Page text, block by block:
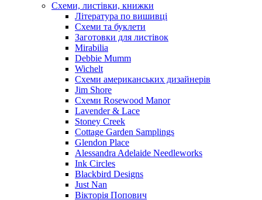
Схеми, листівки, книжки
Література по вишивці
Схеми та буклети
Заготовки для листівок
Mirabilia
Debbie Mumm
Wichelt
Схеми американських дизайнерів
Jim Shore
Cхеми Rosewood Manor
Lavender & Lace
Stoney Creek
Cottage Garden Samplings
Glendon Place
Alessandra Adelaide Needleworks
Ink Circles
Blackbird Designs
Just Nan
Вікторія Попович